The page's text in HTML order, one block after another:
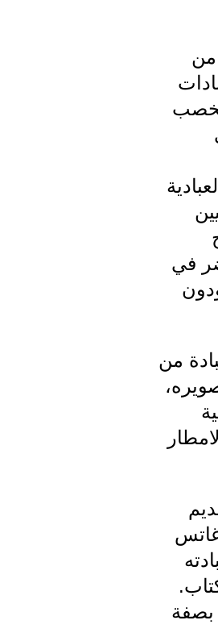
من
في
من
بصفة